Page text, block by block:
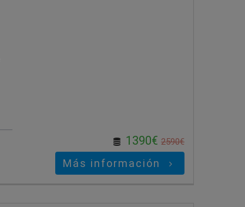
1390€ 2590€
Más información